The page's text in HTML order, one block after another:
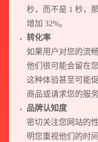
秒，而不是 1 秒，
增加 32%。
转化率
如果用户对您的流
他们很可能会留在
这种体验甚至可能
商品或请求您的服务
品牌认知度
密切关注您网站的
明您重视他们的时